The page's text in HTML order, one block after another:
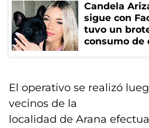
Candela
sigue con
tuvo un
consumo de
El operativo se realizó
vecinos de la
localidad de Arana